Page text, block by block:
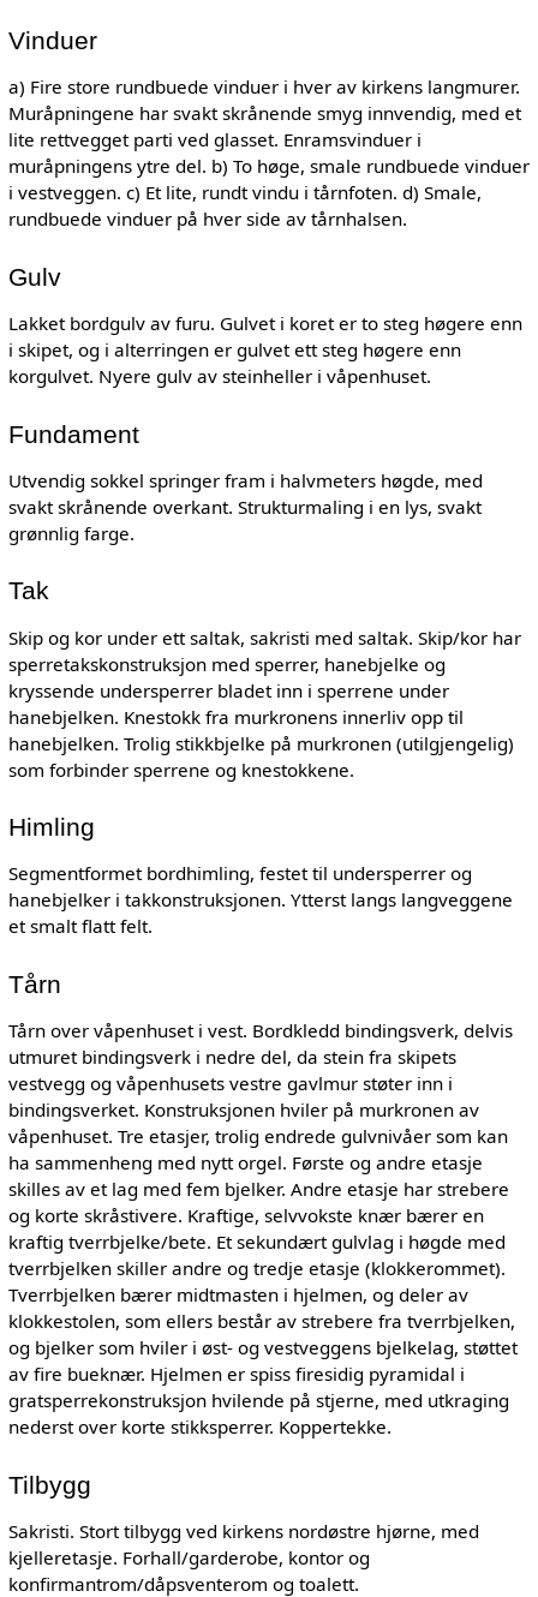
Vinduer
a) Fire store rundbuede vinduer i hver av kirkens langmurer.
Muråpningene har svakt skrånende smyg innvendig, med et
lite rettvegget parti ved glasset. Enramsvinduer i
muråpningens ytre del. b) To høge, smale rundbuede vinduer
i vestveggen. c) Et lite, rundt vindu i tårnfoten. d) Smale,
rundbuede vinduer på hver side av tårnhalsen.
Gulv
Lakket bordgulv av furu. Gulvet i koret er to steg høgere enn
i skipet, og i alterringen er gulvet ett steg høgere enn
korgulvet. Nyere gulv av steinheller i våpenhuset.
Fundament
Utvendig sokkel springer fram i halvmeters høgde, med
svakt skrånende overkant. Strukturmaling i en lys, svakt
grønnlig farge.
Tak
Skip og kor under ett saltak, sakristi med saltak. Skip/kor har
sperretakskonstruksjon med sperrer, hanebjelke og
kryssende undersperrer bladet inn i sperrene under
hanebjelken. Knestokk fra murkronens innerliv opp til
hanebjelken. Trolig stikkbjelke på murkronen (utilgjengelig)
som forbinder sperrene og knestokkene.
Himling
Segmentformet bordhimling, festet til undersperrer og
hanebjelker i takkonstruksjonen. Ytterst langs langveggene
et smalt flatt felt.
Tårn
Tårn over våpenhuset i vest. Bordkledd bindingsverk, delvis
utmuret bindingsverk i nedre del, da stein fra skipets
vestvegg og våpenhusets vestre gavlmur støter inn i
bindingsverket. Konstruksjonen hviler på murkronen av
våpenhuset. Tre etasjer, trolig endrede gulvnivåer som kan
ha sammenheng med nytt orgel. Første og andre etasje
skilles av et lag med fem bjelker. Andre etasje har strebere
og korte skråstivere. Kraftige, selvvokste knær bærer en
kraftig tverrbjelke/bete. Et sekundært gulvlag i høgde med
tverrbjelken skiller andre og tredje etasje (klokkerommet).
Tverrbjelken bærer midtmasten i hjelmen, og deler av
klokkestolen, som ellers består av strebere fra tverrbjelken,
og bjelker som hviler i øst- og vestveggens bjelkelag, støttet
av fire bueknær. Hjelmen er spiss firesidig pyramidal i
gratsperrekonstruksjon hvilende på stjerne, med utkraging
nederst over korte stikksperrer. Koppertekke.
Tilbygg
Sakristi. Stort tilbygg ved kirkens nordøstre hjørne, med
kjelleretasje. Forhall/garderobe, kontor og
konfirmantrom/dåpsventerom og toalett.